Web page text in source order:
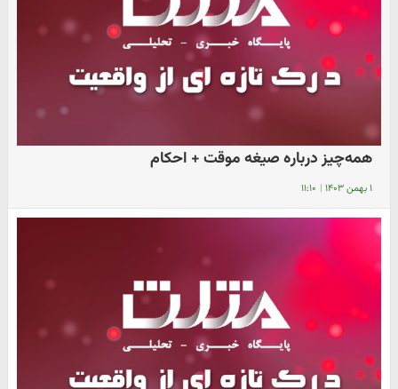
همه‌چیز درباره صیغه موقت + احکام
۱ بهمن ۱۴۰۳ | ۱۱:۱۰